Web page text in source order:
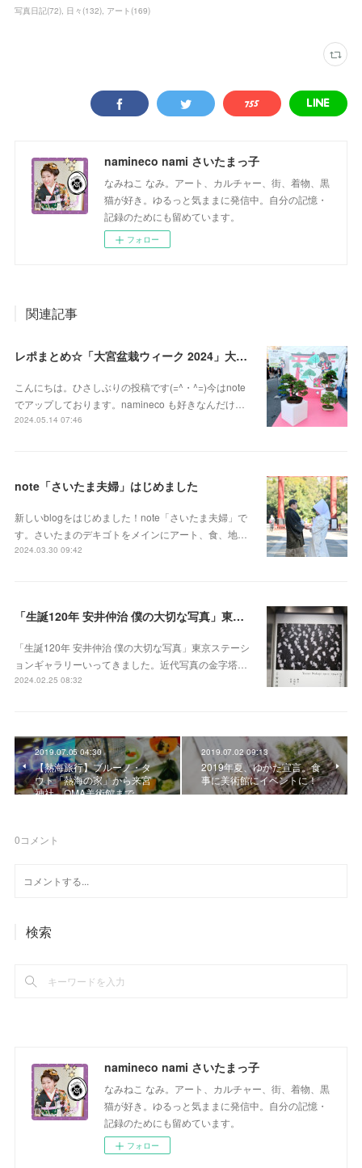
写真日記(72) 日々 (132) アート (169)
namineco nami さいたまっ子
なみねこ なみ。アート、カルチャー、街、着物、黒
猫が好き。ゆるっと気ままに発信中。自分の記憶・
記録のためにも留めています。
フォロー
関連記事
レポまとめ☆「大宮盆栽ウィーク 2024」大盆栽まつり、おおみや盆栽まつりにいってきた
こんにちは。ひさしぶりの投稿です(=^・^=)今はnote
でアップしております。namineco も好きなんだけ…
2024.05.14 07:46
note「さいたま夫婦」はじめました
新しいblogをはじめました！note「さいたま夫婦」で
す。さいたまのデキゴトをメインにアート、食、地…
2024.03.30 09:42
「生誕120年 安井仲治 僕の大切な写真」東京ステーションギャラリー
「生誕120年 安井仲治 僕の大切な写真」東京ステーシ
ョンギャラリーいってきました。近代写真の金字塔…
2024.02.25 08:32
2019.07.05 04:30
【熱海旅行】ブルーノ・タ
ウト「熱海の家」から来宮
神社、OMA美術館まで
2019.07.02 09:13
2019年夏、ゆかた宣言。食
事に美術館にイベントに！
0コメント
検索
namineco nami さいたまっ子
なみねこ なみ。アート、カルチャー、街、着物、黒
猫が好き。ゆるっと気ままに発信中。自分の記憶・
記録のためにも留めています。
フォロー